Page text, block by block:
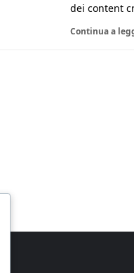
dei content
Continua a